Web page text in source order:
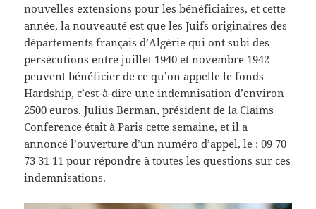
nouvelles extensions pour les bénéficiaires, et cette
année, la nouveauté est que les Juifs originaires des
départements français d’Algérie qui ont subi des
persécutions entre juillet 1940 et novembre 1942
peuvent bénéficier de ce qu’on appelle le fonds
Hardship, c’est-à-dire une indemnisation d’environ
2500 euros. Julius Berman, président de la Claims
Conference était à Paris cette semaine, et il a
annoncé l’ouverture d’un numéro d’appel, le : 09 70
73 31 11 pour répondre à toutes les questions sur ces
indemnisations.